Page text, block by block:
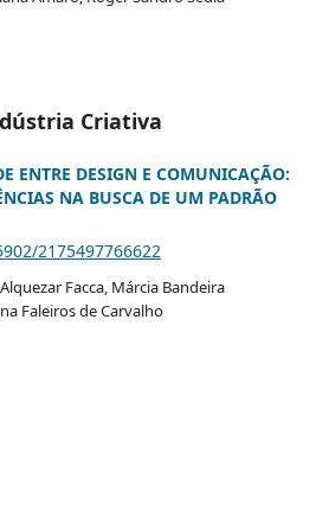
Criativa
ENTRE DESIGN E COMUNICAÇÃO:
NA BUSCA DE UM PADRÃO
2175497766622
Facca, Márcia Bandeira
Faleiros de Carvalho